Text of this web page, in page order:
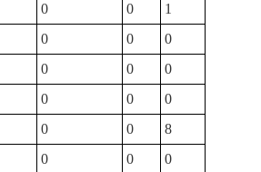
0
0
1
0
0
0
0
0
0
0
0
0
0
0
8
0
0
0